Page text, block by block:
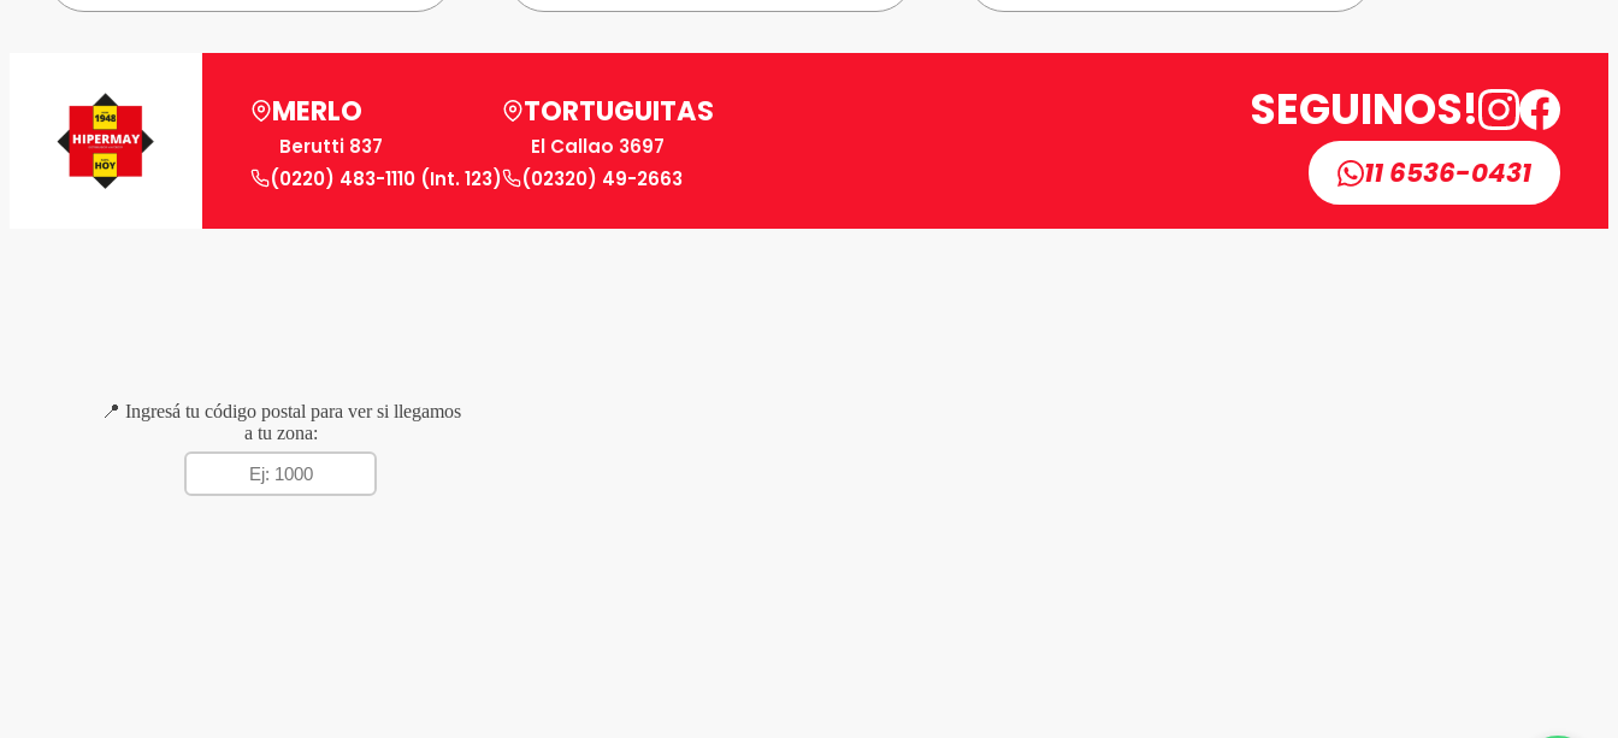
MERLO
Berutti 837
(0220) 483-1110 (Int. 123)
TORTUGUITAS
El Callao 3697
(02320) 49-2663
SEGUINOS!
11 6536-0431
📍 Ingresá tu código postal para ver si llegamos
a tu zona: